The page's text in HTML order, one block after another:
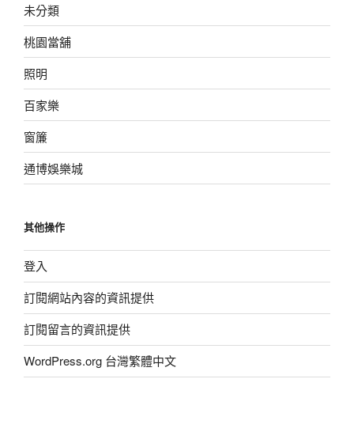
未分類
桃園當舖
照明
百家樂
窗簾
通博娛樂城
其他操作
登入
訂閱網站內容的資訊提供
訂閱留言的資訊提供
WordPress.org 台灣繁體中文